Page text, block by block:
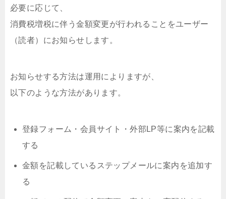
必要に応じて、
消費税増税に伴う金額変更が行われることをユーザー
（読者）にお知らせします。
お知らせする方法は運用によりますが、
以下のような方法があります。
登録フォーム・会員サイト・外部LP等に案内を記載
する
金額を記載しているステップメールに案内を追加す
る